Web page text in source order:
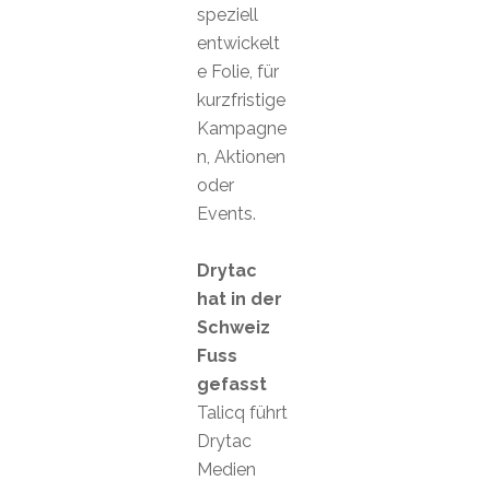
speziell
entwickelt
e Folie, für
kurzfristige
Kampagne
n, Aktionen
oder
Events.
Drytac
hat in der
Schweiz
Fuss
gefasst
Talicq führt
Drytac
Medien